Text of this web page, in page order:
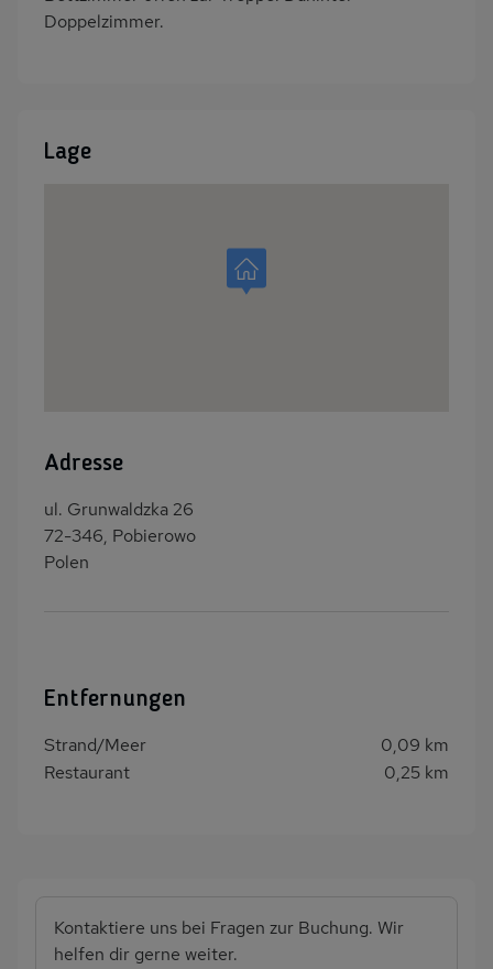
Doppelzimmer.
Lage
Adresse
ul. Grunwaldzka 26
72-346, Pobierowo
Polen
Entfernungen
Strand/Meer
0,09 km
Restaurant
0,25 km
Kontaktiere uns bei Fragen zur Buchung. Wir
helfen dir gerne weiter.